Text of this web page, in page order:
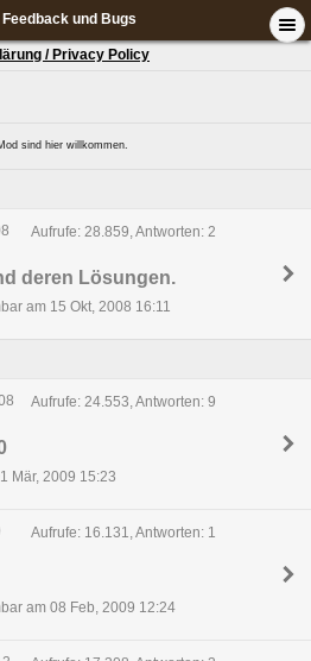
Feedback und Bugs
/ Privacy Policy
sind hier willkommen.
Aufrufe: 28.859, Antworten: 2
deren Lösungen.
am 15 Okt, 2008 16:11
Aufrufe: 24.553, Antworten: 9
Mär, 2009 15:23
Aufrufe: 16.131, Antworten: 1
am 08 Feb, 2009 12:24